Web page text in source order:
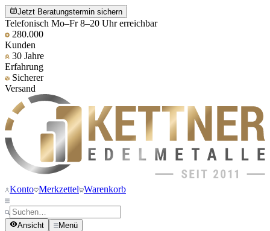
Jetzt Beratungstermin sichern
Telefonisch Mo–Fr 8–20 Uhr erreichbar
280.000
Kunden
30 Jahre
Erfahrung
Sicherer
Versand
Konto Merkzettel Warenkorb
Ansicht Menü